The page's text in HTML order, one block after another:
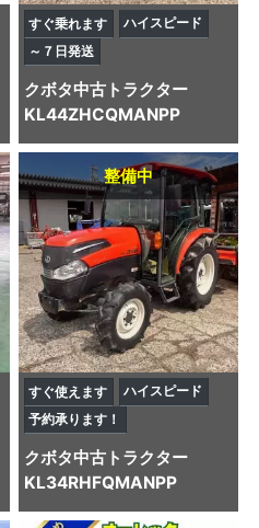
すぐ乗れます
ハイスピード
～７日発送
クボタ中古トラクター
KL44ZHCQMANPP
整備中
すぐ使えます
ハイスピード
予約承ります！
クボタ中古トラクター
KL34RHFQMANPP